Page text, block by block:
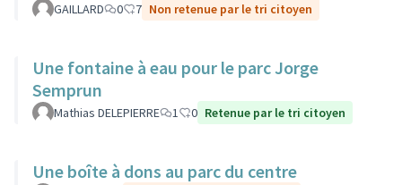
GAILLARD 0 7 Non retenue par le tri citoyen
Une fontaine à eau pour le parc Jorge
Semprun
Mathias DELEPIERRE 1 0 Retenue par le tri citoyen
Une boîte à dons au parc du centre